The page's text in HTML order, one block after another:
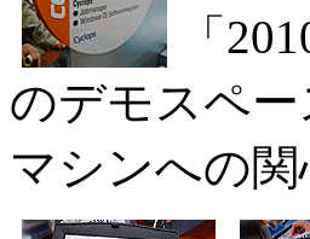
「
のデモスペー
マシンへの